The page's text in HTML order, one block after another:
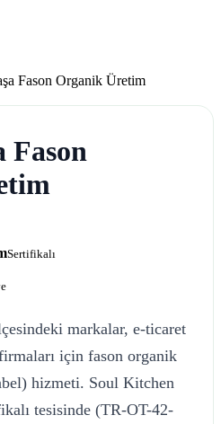
Fason Organik Üretim
Fason
Sertifikalı
markalar, e-ticaret
için fason organik
hizmeti. Soul Kitchen
tesisinde (TR-OT-42-